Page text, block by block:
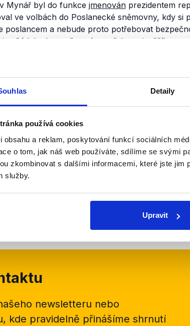
Detaily
používá cookies
obsahu a reklam, poskytování funkcí sociálních
o tom, jak náš web používáte, sdílíme se svými
zkombinovat s dalšími informacemi, které jste
služby.
Upravit
Mynář byl do funkce jmenovánprezidentem
ve volbách do Poslanecké sněmovny, kdy si
poslancem a nebude proto potřebovat
zažádalo bezpečností prověrku nejvyššího
jsme zmínili
30. října 2016
Nedělní
ministra
newsletteru nebo
kde pravidelně přinášíme shrnutí